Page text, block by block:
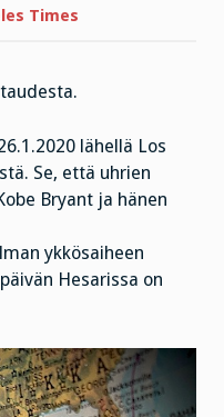
Times
lähellä Los
Se, että uhrien
Bryant ja hänen
ykkösaiheen
Hesarissa on